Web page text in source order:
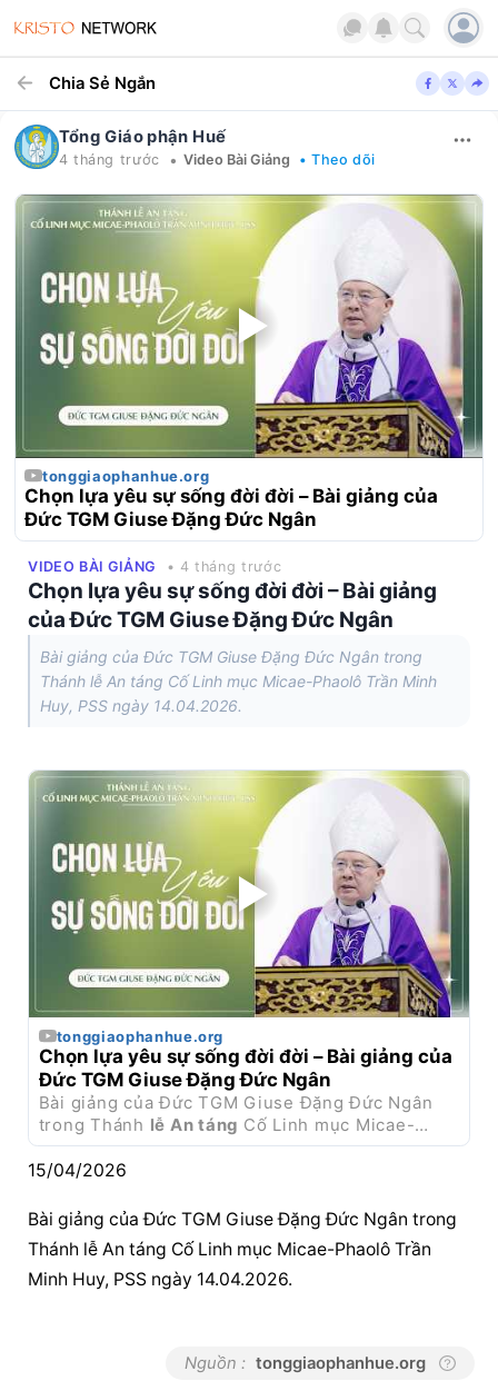
Chia Sẻ Ngắn
Tổng Giáo phận Huế
4 tháng trước • Video Bài Giảng • Theo dõi
tonggiaophanhue.org
Chọn lựa yêu sự sống đời đời – Bài giảng của
Đức TGM Giuse Đặng Đức Ngân
VIDEO BÀI GIẢNG • 4 tháng trước
Chọn lựa yêu sự sống đời đời – Bài giảng
của Đức TGM Giuse Đặng Đức Ngân
Bài giảng của Đức TGM Giuse Đặng Đức Ngân trong
Thánh lễ An táng Cố Linh mục Micae-Phaolô Trần Minh
Huy, PSS ngày 14.04.2026.
tonggiaophanhue.org
Chọn lựa yêu sự sống đời đời – Bài giảng của
Đức TGM Giuse Đặng Đức Ngân
Bài giảng của Đức TGM Giuse Đặng Đức Ngân
trong Thánh lễ An táng Cố Linh mục Micae-
Phaolô Trần Minh Huy, PSS ngày 14.04.2026.
15/04/2026
Bài giảng của Đức TGM Giuse Đặng Đức Ngân trong
Thánh lễ An táng Cố Linh mục Micae-Phaolô Trần
Minh Huy, PSS ngày 14.04.2026.
Nguồn : tonggiaophanhue.org